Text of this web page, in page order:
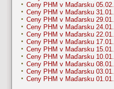
Ceny PHM v Maďarsku 05.02.
Ceny PHM v Maďarsku 31.01.
Ceny PHM v Maďarsku 29.01.
Ceny PHM v Maďarsku 24.01.
Ceny PHM v Maďarsku 22.01.
Ceny PHM v Maďarsku 17.01.
Ceny PHM v Maďarsku 15.01.
Ceny PHM v Maďarsku 10.01.
Ceny PHM v Maďarsku 08.01.
Ceny PHM v Maďarsku 03.01.
Ceny PHM v Maďarsku 01.01.